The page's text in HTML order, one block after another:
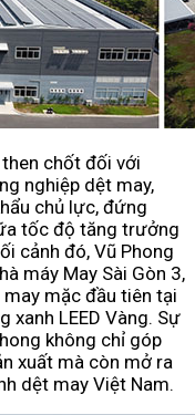
chốt đối với
nghiệp dệt may,
chủ lực, đứng
tốc độ tăng trưởng
cảnh đó, Vũ Phong
máy May Sài Gòn 3,
mặc đầu tiên tại
xanh LEED Vàng. Sự
không chỉ góp
xuất mà còn mở ra
dệt may Việt Nam.